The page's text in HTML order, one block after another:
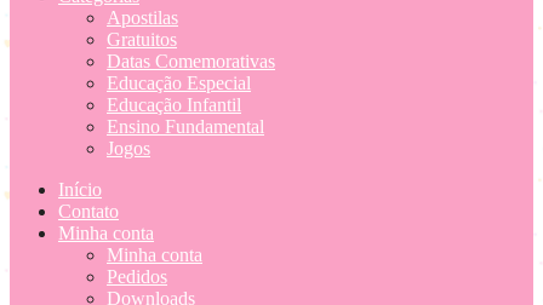
Apostilas
Gratuitos
Datas Comemorativas
Educação Especial
Educação Infantil
Ensino Fundamental
Jogos
Início
Contato
Minha conta
Minha conta
Pedidos
Downloads